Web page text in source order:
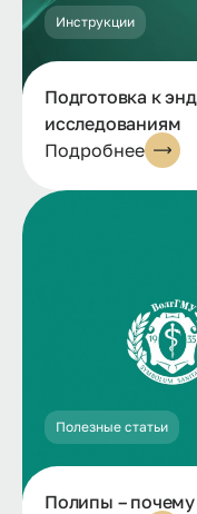
Инструкции
Подготовка к
исследованиям
Подробнее
Полезные статьи
Полипы –